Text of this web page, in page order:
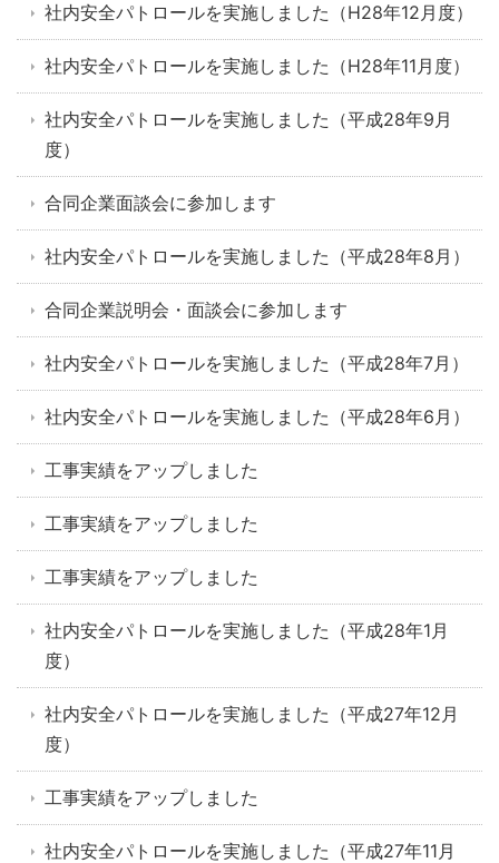
社内安全パトロールを実施しました（H28年12月度）
社内安全パトロールを実施しました（H28年11月度）
社内安全パトロールを実施しました（平成28年9月
度）
合同企業面談会に参加します
社内安全パトロールを実施しました（平成28年8月）
合同企業説明会・面談会に参加します
社内安全パトロールを実施しました（平成28年7月）
社内安全パトロールを実施しました（平成28年6月）
工事実績をアップしました
工事実績をアップしました
工事実績をアップしました
社内安全パトロールを実施しました（平成28年1月
度）
社内安全パトロールを実施しました（平成27年12月
度）
工事実績をアップしました
社内安全パトロールを実施しました（平成27年11月